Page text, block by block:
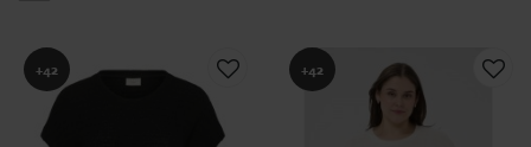
+42 +42